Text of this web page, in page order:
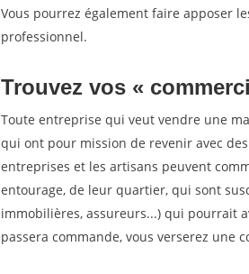
Vous pourrez également faire apposer
professionnel.
Trouvez vos «
Toute entreprise qui veut vendre une
qui ont pour mission de revenir avec
entreprises et les artisans peuvent
entourage, de leur quartier, qui sont
immobilières, assureurs...) qui pourrait
passera commande, vous verserez une